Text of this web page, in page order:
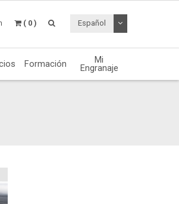
( 0 ) Español Desplegable de
Formación Mi
Engranaje